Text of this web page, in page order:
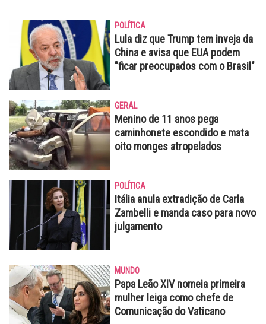
POLÍTICA
Lula diz que Trump tem inveja da
China e avisa que EUA podem
"ficar preocupados com o Brasil"
GERAL
Menino de 11 anos pega
caminhonete escondido e mata
oito monges atropelados
POLÍTICA
Itália anula extradição de Carla
Zambelli e manda caso para novo
julgamento
MUNDO
Papa Leão XIV nomeia primeira
mulher leiga como chefe de
Comunicação do Vaticano